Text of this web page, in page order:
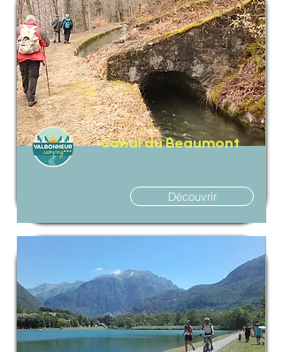
Canal du Beaumont
Découvrir